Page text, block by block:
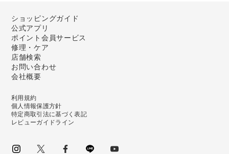
ショッピングガイド
公式アプリ
ポイント会員サービス
修理・ケア
店舗検索
お問い合わせ
会社概要
利用規約
個人情報保護方針
特定商取引法に基づく表記
レビューガイドライン